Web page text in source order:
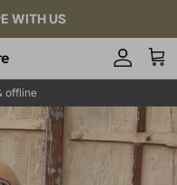
WITH US
Konto
offline